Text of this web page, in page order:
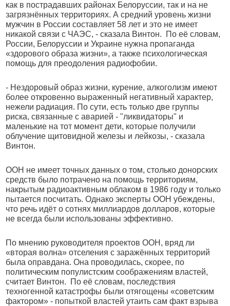
как в пострадавших районах Белоруссии, так и на не
загрязнённых территориях. А средний уровень жизни
мужчин в России составляет 58 лет и это не имеет
никакой связи с ЧАЭС, - сказала Винтон. По её словам,
России, Белоруссии и Украине нужна пропаганда
«здорового образа жизни», а также психологическая
помощь для преодоления радиофобии.
- Нездоровый образ жизни, курение, алкоголизм имеют
более откровенно выраженный негативный характер,
нежели радиация. По сути, есть только две группы
риска, связанные с аварией - "ликвидаторы" и
маленькие на тот момент дети, которые получили
облучение щитовидной железы и лейкозы, - сказала
Винтон.
ООН не имеет точных данных о том, столько донорских
средств было потрачено на помощь территориям,
накрытым радиоактивным облаком в 1986 году и только
пытается посчитать. Однако эксперты ООН убеждены,
что речь идёт о сотнях миллиардов долларов, которые
не всегда были использованы эффективно.
По мнению руководителя проектов ООН, вряд ли
«вторая волна» отселения с заражённых территорий
была оправдана. Она проводилась, скорее, по
политическим популистским соображениям властей,
считает Винтон. По её словам, последствия
техногенной катастрофы были отягощены «советским
фактором» - попыткой властей утаить сам факт взрыва